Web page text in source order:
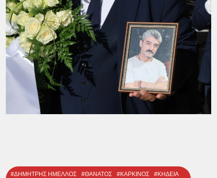
#ΔΗΜΗΤΡΗΣ ΗΜΕΛΛΟΣ #ΘΑΝΑΤΟΣ #ΚΑΡΚΙΝΟΣ
#ΚΗΔΕΙΑ